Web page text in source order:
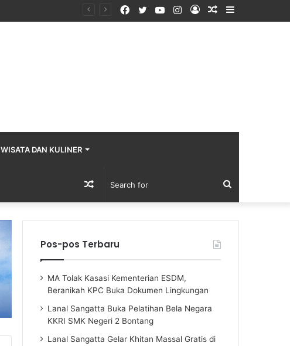
Sidebar
Random
Log
Instagram
YouTube
Twitter
Facebook
WISATA DAN KULINER
Search
for
Random
Article
Pos-pos Terbaru
MA Tolak Kasasi Kementerian ESDM,
Beranikah KPC Buka Dokumen Lingkungan
Lanal Sangatta Buka Pelatihan Bela Negara
KKRI SMK Negeri 2 Bontang
Lanal Sangatta Gelar Khitan Massal Gratis di